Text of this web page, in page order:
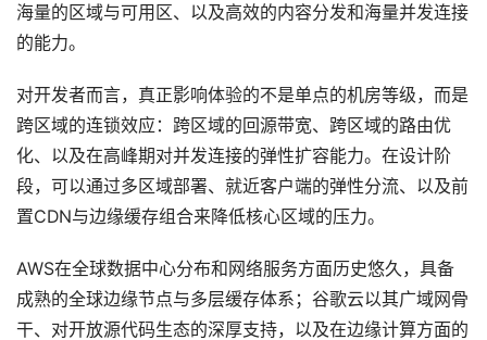
海量的区域与可用区、以及高效的内容分发和海量并发连接
的能力。
对开发者而言，真正影响体验的不是单点的机房等级，而是
跨区域的连锁效应：跨区域的回源带宽、跨区域的路由优
化、以及在高峰期对并发连接的弹性扩容能力。在设计阶
段，可以通过多区域部署、就近客户端的弹性分流、以及前
置CDN与边缘缓存组合来降低核心区域的压力。
AWS在全球数据中心分布和网络服务方面历史悠久，具备
成熟的全球边缘节点与多层缓存体系；谷歌云以其广域网骨
干、对开放源代码生态的深厚支持，以及在边缘计算方面的